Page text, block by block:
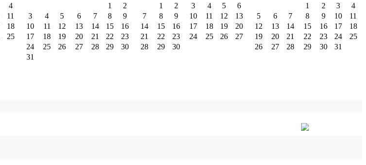
4
11
18
25
1
2
3
4 5 6 7 8
9
10
11 12 13 14 15
16
17
18 19 20 21 22
23
24
25 26 27 28 29
30
31
1
2 3 4 5
6
7
8 9 10 11 12
13
14
15 16 17 18 19
20
21
22 23 24 25 26
27
28
29 30
1
2 3
4
5
6 7 8 9 10
11
12
13 14 15 16 17
18
19
20 21 22 23 24
25
26
27 28 29 30 31